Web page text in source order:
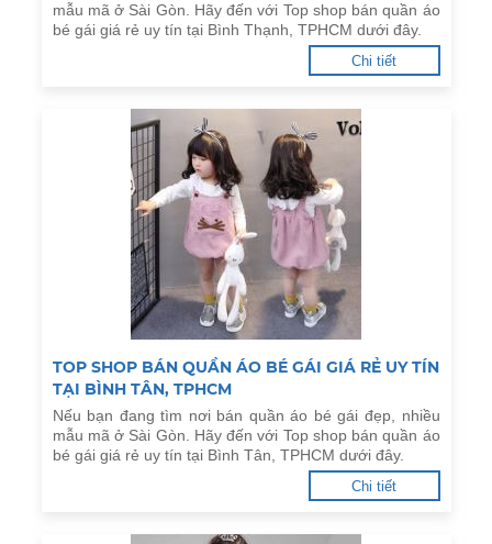
mẫu mã ở Sài Gòn. Hãy đến với Top shop bán quần áo
bé gái giá rẻ uy tín tại Bình Thạnh, TPHCM dưới đây.
Chi tiết
TOP SHOP BÁN QUẦN ÁO BÉ GÁI GIÁ RẺ UY TÍN
TẠI BÌNH TÂN, TPHCM
Nếu bạn đang tìm nơi bán quần áo bé gái đẹp, nhiều
mẫu mã ở Sài Gòn. Hãy đến với Top shop bán quần áo
bé gái giá rẻ uy tín tại Bình Tân, TPHCM dưới đây.
Chi tiết